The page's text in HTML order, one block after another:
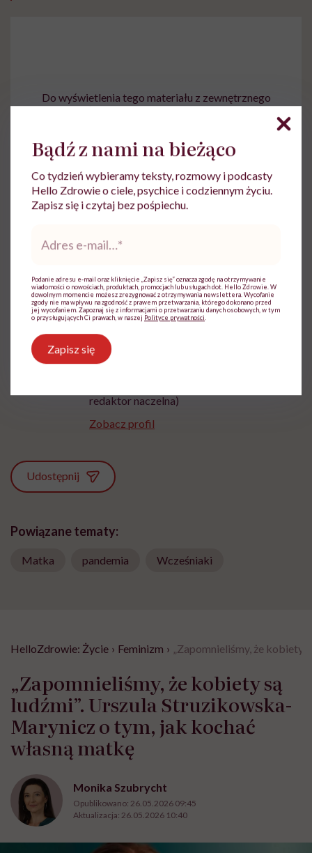
Do wyświetlenia tego materiału z zewnętrznego
serwisu (Instagram, Facebook, YouTube, itp.)
Zmień ustawienia
Anna Jastrzębska
Redaktorka, dziennikarka,
kulturoznawczyni. Pracowała m.in. dla
redaktor naczelna)
Zobacz profil
Udostępnij
Powiązane tematy:
Matka pandemia Wcześniaki
HelloZdrowie: Życie › Feminizm › „Zapomnieliśmy, że kobiety
„Zapomnieliśmy, że kobiety są
ludźmi”. Urszula Struzikowska-
Marynicz o tym, jak kochać
własną matkę
Monika Szubrycht
Opublikowano: 26.05.2026 09:45
Aktualizacja: 26.05.2026 10:40
Bądź z nami na bieżąco
Co tydzień wybieramy teksty, rozmowy i podcasty
Hello Zdrowie o ciele, psychice i codziennym życiu.
Zapisz się i czytaj bez pośpiechu.
*
Podanie adresu e-mail oraz kliknięcie „Zapisz się” oznacza zgodę na otrzymywanie
wiadomości o nowościach, produktach, promocjach lub usługach dot. Hello Zdrowie. W
dowolnym momencie możesz zrezygnować z otrzymywania newslettera. Wycofanie
zgody nie ma wpływu na zgodność z prawem przetwarzania, którego dokonano przed
jej wycofaniem. Zapoznaj się z informacjami o przetwarzaniu danych osobowych, w tym
o przysługujących Ci prawach, w naszej Polityce prywatności
Zapisz się